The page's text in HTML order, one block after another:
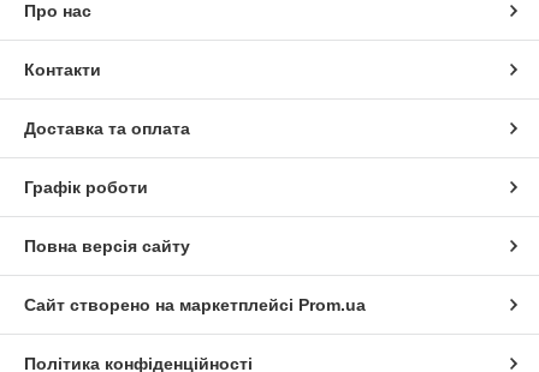
Про нас
Контакти
Доставка та оплата
Графік роботи
Повна версія сайту
Сайт створено на маркетплейсі Prom.ua
Політика конфіденційності